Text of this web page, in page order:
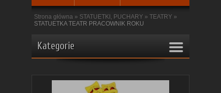
Strona główna » STATUETKI, PUCHARY » TEATRY »
STATUETKA TEATR PRACOWNIK ROKU
Kategorie